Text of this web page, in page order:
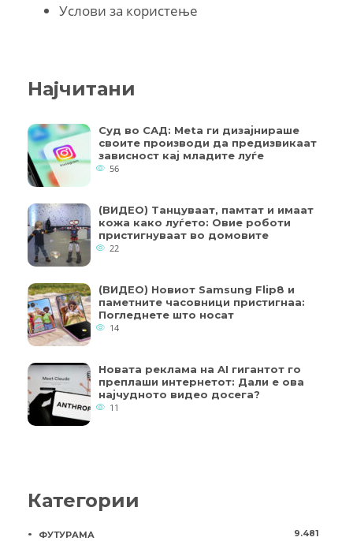
Услови за користење
Најчитани
Суд во САД: Meta ги дизајнираше
своите производи да предизвикаат
зависност кај младите луѓе
56
(ВИДЕО) Танцуваат, памтат и имаат
кожа како луѓето: Овие роботи
пристигнуваат во домовите
22
(ВИДЕО) Новиот Samsung Flip8 и
паметните часовници пристигнаа:
Погледнете што носат
14
Новата реклама на AI гигантот го
преплаши интернетот: Дали е ова
најчудното видео досега?
11
Категории
ФУТУРАМА 9.481